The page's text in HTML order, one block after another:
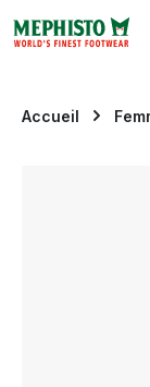
Passer au
Accueil